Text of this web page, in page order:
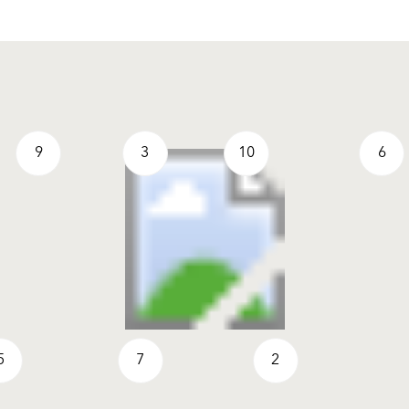
2
3 6
7
9 10